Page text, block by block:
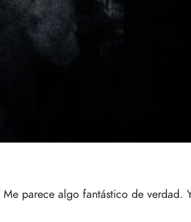
parece algo fantástico de verdad.